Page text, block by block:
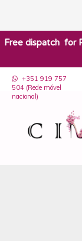
​Free dispatch for
+351 919 757
504 (Rede móvel
nacional)